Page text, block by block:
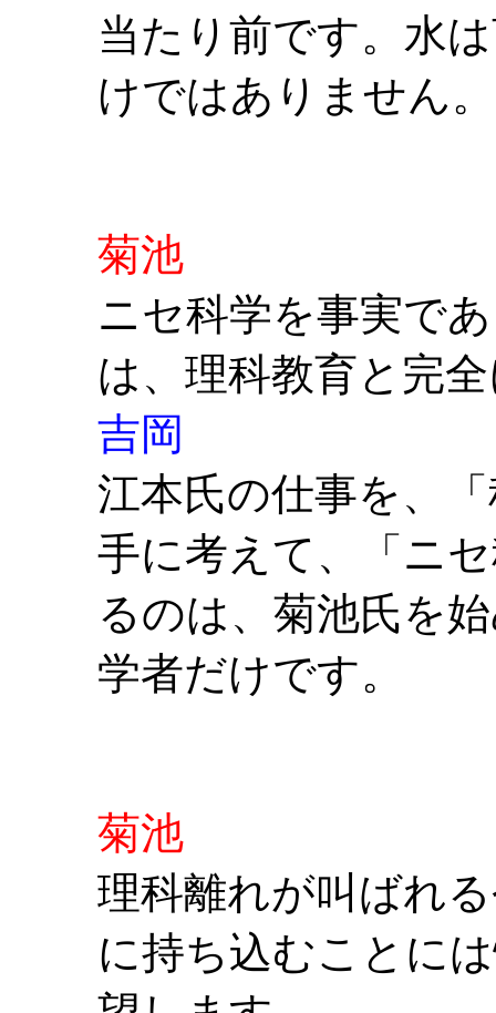
当たり前です。水
けではありません。
菊池
ニセ科学を事実で
は、理科教育と完
吉岡
江本氏の仕事を、
手に考えて、「ニ
るのは、菊池氏を
学者だけです。
菊池
理科離れが叫ばれ
に持ち込むことに